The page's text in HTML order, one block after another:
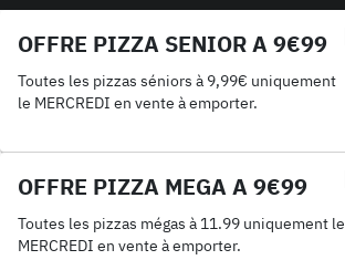
OFFRE PIZZA SENIOR A 9€99
Toutes les pizzas séniors à 9,99€ uniquement
le MERCREDI en vente à emporter.
OFFRE PIZZA MEGA A 9€99
Toutes les pizzas mégas à 11.99 uniquement le
MERCREDI en vente à emporter.